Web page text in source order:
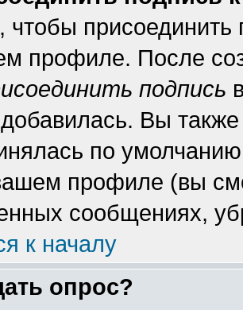
чтобы
профиле. После
подпись
Вы
по
профиле (вы
сообщениях,
к началу
опрос?